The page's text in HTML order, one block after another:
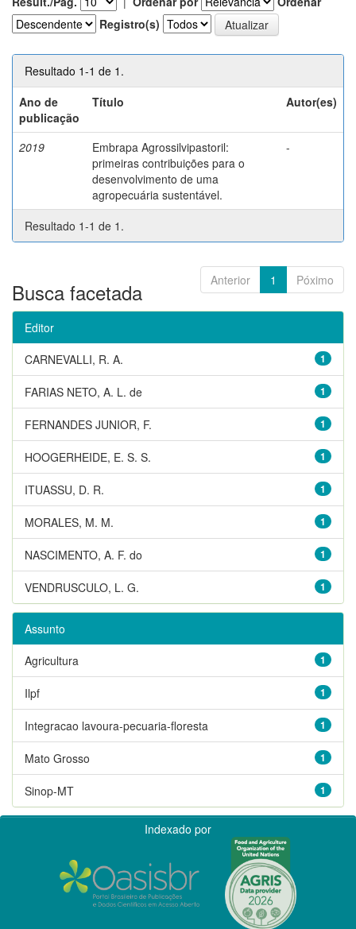
Registro(s)
Resultado 1-1 de 1.
Ano de
publicação
Título Autor(es)
2019
Embrapa Agrossilvipastoril:
primeiras contribuições para o
desenvolvimento de uma
agropecuária sustentável.
-
Resultado 1-1 de 1.
Anterior 1 Póximo
Busca facetada
Editor
1
CARNEVALLI, R. A.
1
FARIAS NETO, A. L. de
1
FERNANDES JUNIOR, F.
1
HOOGERHEIDE, E. S. S.
1
ITUASSU, D. R.
1
MORALES, M. M.
1
NASCIMENTO, A. F. do
1
VENDRUSCULO, L. G.
Assunto
1
Agricultura
1
Ilpf
1
Integracao lavoura-pecuaria-floresta
1
Mato Grosso
1
Sinop-MT
Indexado por